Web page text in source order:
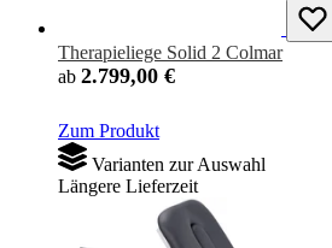
Therapieliege Solid 2 Colmar
ab 2.799,00 €
Zum Produkt
Varianten zur Auswahl
Längere Lieferzeit